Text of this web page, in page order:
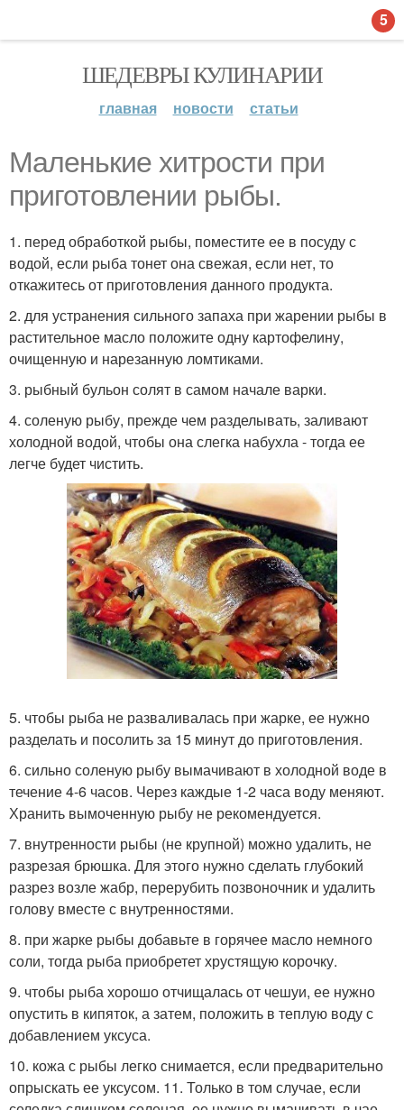
ШЕДЕВРЫ КУЛИНАРИИ
главная новости статьи
Маленькие хитрости при
приготовлении рыбы.
1. перед обработкой рыбы, поместите ее в посуду с
водой, если рыба тонет она свежая, если нет, то
откажитесь от приготовления данного продукта.
2. для устранения сильного запаха при жарении рыбы в
растительное масло положите одну картофелину,
очищенную и нарезанную ломтиками.
3. рыбный бульон солят в самом начале варки.
4. соленую рыбу, прежде чем разделывать, заливают
холодной водой, чтобы она слегка набухла - тогда ее
легче будет чистить.
5. чтобы рыба не разваливалась при жарке, ее нужно
разделать и посолить за 15 минут до приготовления.
6. сильно соленую рыбу вымачивают в холодной воде в
течение 4-6 часов. Через каждые 1-2 часа воду меняют.
Хранить вымоченную рыбу не рекомендуется.
7. внутренности рыбы (не крупной) можно удалить, не
разрезая брюшка. Для этого нужно сделать глубокий
разрез возле жабр, перерубить позвоночник и удалить
голову вместе с внутренностями.
8. при жарке рыбы добавьте в горячее масло немного
соли, тогда рыба приобретет хрустящую корочку.
9. чтобы рыба хорошо отчищалась от чешуи, ее нужно
опустить в кипяток, а затем, положить в теплую воду с
добавлением уксуса.
10. кожа с рыбы легко снимается, если предварительно
опрыскать ее уксусом. 11. Только в том случае, если
5